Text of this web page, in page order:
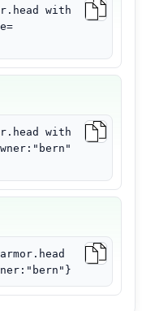
with
with